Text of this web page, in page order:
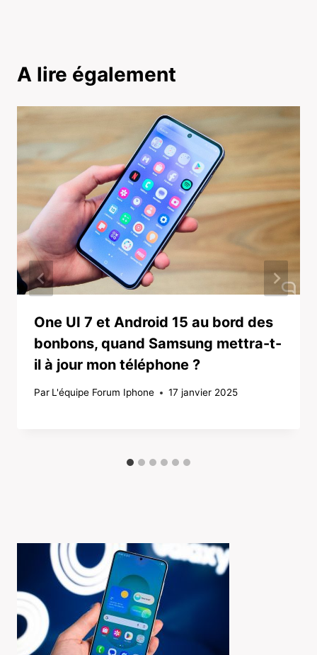
A lire également
One UI 7 et Android 15 au bord des
bonbons, quand Samsung mettra-t-
il à jour mon téléphone ?
Par L'équipe Forum Iphone 17 janvier 2025